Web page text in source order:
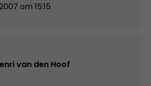
om 15:15
van den Hoof